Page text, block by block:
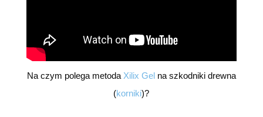
Na czym polega metoda Xilix Gelna szkodniki drewna
(korniki)?